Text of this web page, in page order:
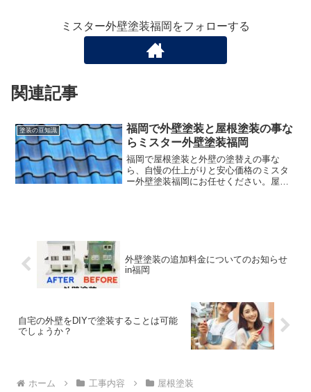
ミスター外壁塗装福岡をフォローする
関連記事
塗装の豆知識
福岡で外壁塗装と屋根塗装の事な
らミスター外壁塗装福岡
福岡で屋根塗装と外壁の塗替えの事な
ら、自慢の仕上がりと安心価格のミスタ
ー外壁塗装福岡にお任せください。屋根
外壁塗装の追加料金についてのお知らせ
in福岡
自宅の外壁をDIYで塗装することは可能
でしょうか？
ホーム 工事内容 屋根塗装